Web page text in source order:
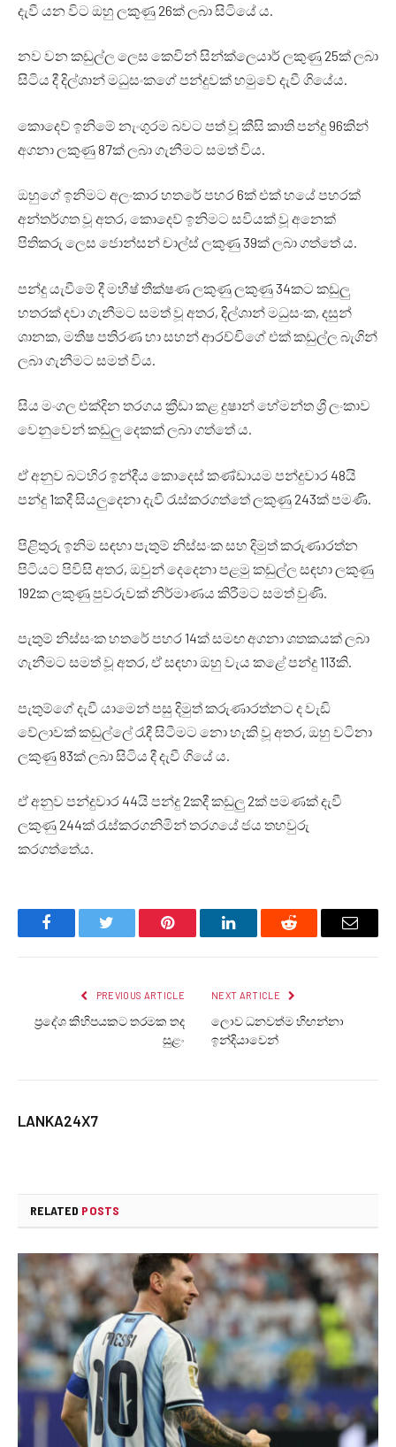
දැවී යන විට ඔහු ලකුණු 26ක් ලබා සිටියේ ය.
නව වන කඩුල්ල ලෙස කෙවින් සින්ක්ලෙයාර් ලකුණු 25ක් ලබා
සිටිය දී දිල්ශාන් මධුසංකගේ පන්දුවක් හමුවේ දැවී ගියේය.
කොදෙව් ඉනිමේ නැංගුරම බවට පත් වූ කීසි කාති පන්දු 96කින්
අගනා ලකුණු 87ක් ලබා ගැනීමට සමත් විය.
ඔහුගේ ඉනිමට අලංකාර හතරේ පහර 6ක් එක් හයේ පහරක්
අන්තර්ගත වූ අතර, කොදෙව් ඉනිමට සවියක් වූ අනෙක්
පිතිකරු ලෙස ජොන්සන් චාල්ස් ලකුණු 39ක් ලබා ගත්තේ ය.
පන්දු යැවීමේ දී මහීෂ් තීක්ෂණ ලකුණු ලකුණු 34කට කඩුලු
හතරක් දවා ගැනීමට සමත් වූ අතර, දිල්ශාන් මධුසංක, දසුන්
ශානක, මතීෂ පතිරණ හා සහන් ආරච්චිගේ එක් කඩුල්ල බැගින්
ලබා ගැනීමට සමත් විය.
සිය මංගල එක්දින තරගය ක්‍රීඩා කළ දුෂාන් හේමන්ත ශ්‍රී ලංකාව
වෙනුවෙන් කඩුලු දෙකක් ලබා ගත්තේ ය.
ඒ අනුව බටහිර ඉන්දීය කොදෙස් කණ්ඩායම පන්දුවාර 48යි
පන්දු 1කදී සියලුදෙනා දැවී රැස්කරගත්තේ ලකුණු 243ක් පමණි.
පිළිතුරු ඉනිම සඳහා පැතුම් නිස්සංක සහ දිමුත් කරුණාරත්න
පිටියට පිවිසි අතර, ඔවුන් දෙදෙනා පළමු කඩුල්ල සඳහා ලකුණු
192ක ලකුණු පුවරුවක් නිර්මාණය කිරීමට සමත් වුණි.
පැතුම් නිස්සංක හතරේ පහර 14ක් සමඟ අගනා ශතකයක් ලබා
ගැනීමට සමත් වූ අතර, ඒ සඳහා ඔහු වැය කළේ පන්දු 113කි.
පැතුම්ගේ දැවී යාමෙන් පසු දිමුත් කරුණාරත්නට ද වැඩි
වේලාවක් කඩුල්ලේ රැඳී සිටීමට නො හැකි වූ අතර, ඔහු වටිනා
ලකුණු 83ක් ලබා සිටිය දී දැවී ගියේ ය.
ඒ අනුව පන්දුවාර 44යි පන්දු 2කදී කඩුලු 2ක් පමණක් දැවී
ලකුණු 244ක් රැස්කරගනිමින් තරගයේ ජය තහවුරු
කරගත්තේය.
FacebookTwitter Pinterest LinkedInReddit Email
PREVIOUS ARTICLE
ප්‍රදේශ කිහිපයකට තරමක තද
සුළං
NEXT ARTICLE
ලොව ධනවත්ම හිඟන්නා
ඉන්දියාවෙන්
LANKA24X7
RELATED POSTS